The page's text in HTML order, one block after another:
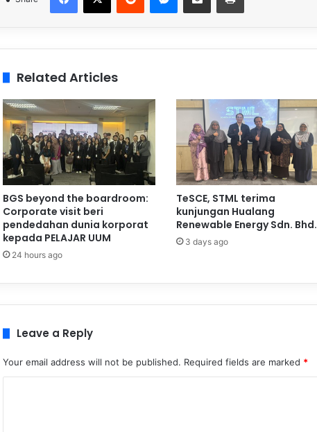
Related Articles
BGS beyond the boardroom:
Corporate visit beri
pendedahan dunia korporat
kepada PELAJAR UUM
24 hours ago
TeSCE, STML terima
kunjungan Hualang
Renewable Energy Sdn. Bhd.
3 days ago
Leave a Reply
Your email address will not be published. Required fields are marked *